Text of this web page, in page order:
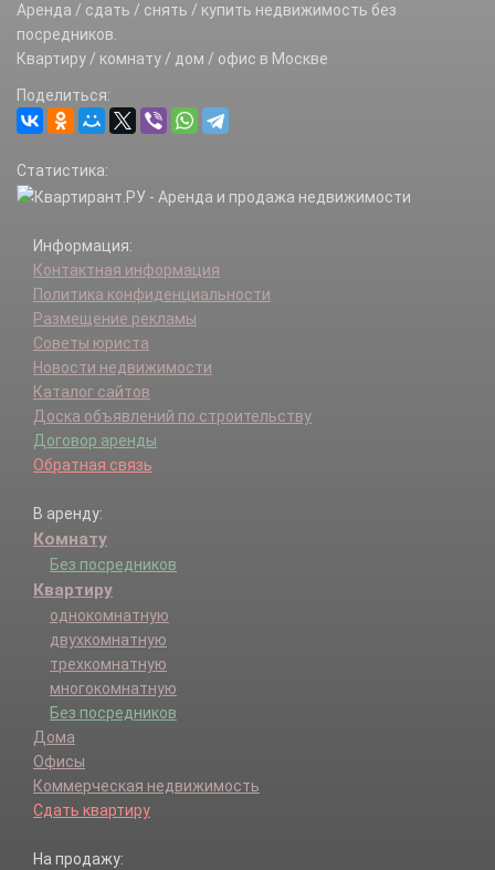
Аренда / сдать / снять / купить недвижимость без
посредников.
Квартиру / комнату / дом / офис в Москве
Поделиться:
Статистика:
Информация:
Контактная информация
Политика конфиденциальности
Размещение рекламы
Советы юриста
Новости недвижимости
Каталог сайтов
Доска объявлений по строительству
Договор аренды
Обратная связь
В аренду:
Комнату
Без посредников
Квартиру
однокомнатную
двухкомнатную
трехкомнатную
многокомнатную
Без посредников
Дома
Офисы
Коммерческая недвижимость
Сдать квартиру
На продажу: